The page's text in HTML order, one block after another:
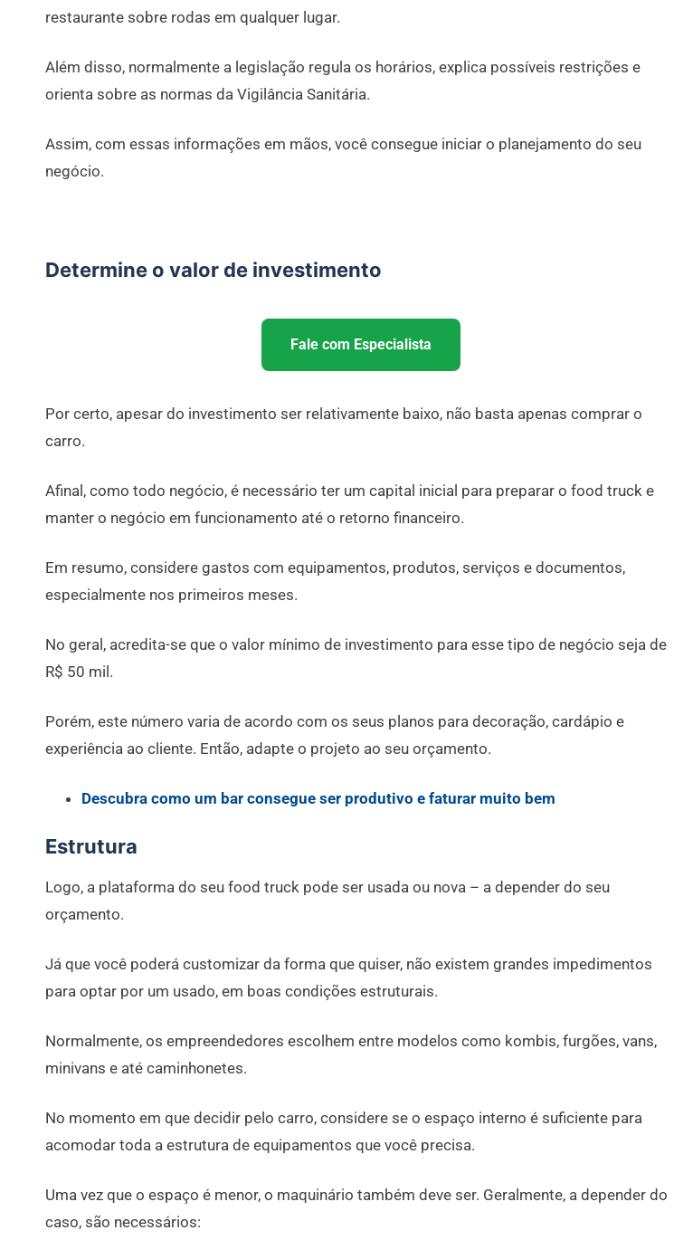
restaurante sobre rodas em qualquer lugar.
Além disso, normalmente a legislação regula os horários, explica possíveis restrições e
orienta sobre as normas da Vigilância Sanitária.
Assim, com essas informações em mãos, você consegue iniciar o planejamento do seu
negócio.
Determine o valor de investimento
Fale com Especialista
Por certo, apesar do investimento ser relativamente baixo, não basta apenas comprar o
carro.
Afinal, como todo negócio, é necessário ter um capital inicial para preparar o food truck e
manter o negócio em funcionamento até o retorno financeiro.
Em resumo, considere gastos com equipamentos, produtos, serviços e documentos,
especialmente nos primeiros meses.
No geral, acredita-se que o valor mínimo de investimento para esse tipo de negócio seja de
R$ 50 mil.
Porém, este número varia de acordo com os seus planos para decoração, cardápio e
experiência ao cliente. Então, adapte o projeto ao seu orçamento.
Descubra como um bar consegue ser produtivo e faturar muito bem
Estrutura
Logo, a plataforma do seu food truck pode ser usada ou nova – a depender do seu
orçamento.
Já que você poderá customizar da forma que quiser, não existem grandes impedimentos
para optar por um usado, em boas condições estruturais.
Normalmente, os empreendedores escolhem entre modelos como kombis, furgões, vans,
minivans e até caminhonetes.
No momento em que decidir pelo carro, considere se o espaço interno é suficiente para
acomodar toda a estrutura de equipamentos que você precisa.
Uma vez que o espaço é menor, o maquinário também deve ser. Geralmente, a depender do
caso, são necessários: